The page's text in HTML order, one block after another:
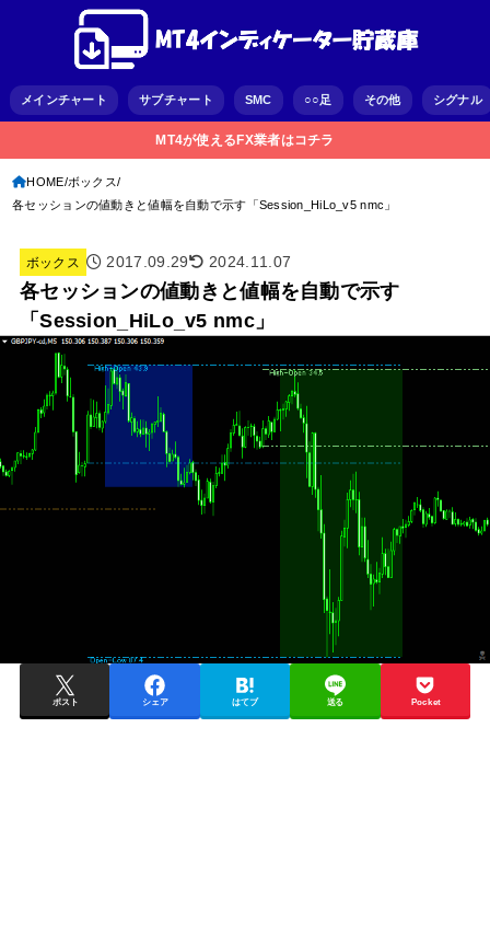
メインチャート サブチャート SMC ○○足 その他 シグナル
MT4が使えるFX業者はコチラ
HOME ボックス
各セッションの値動きと値幅を自動で示す「Session_HiLo_v5 nmc」
ボックス 2017.09.29 2024.11.07
各セッションの値動きと値幅を自動で示す
「Session_HiLo_v5 nmc」
ポスト シェア はてブ 送る Pocket